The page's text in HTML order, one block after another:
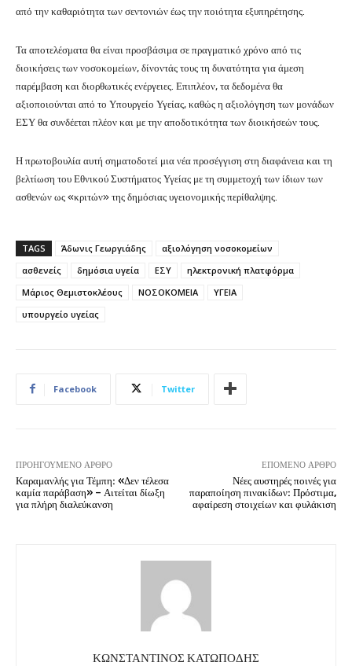
από την καθαριότητα των σεντονιών έως την ποιότητα εξυπηρέτησης.
Τα αποτελέσματα θα είναι προσβάσιμα σε πραγματικό χρόνο από τις
διοικήσεις των νοσοκομείων, δίνοντάς τους τη δυνατότητα για άμεση
παρέμβαση και διορθωτικές ενέργειες. Επιπλέον, τα δεδομένα θα
αξιοποιούνται από το Υπουργείο Υγείας, καθώς η αξιολόγηση των μονάδων
ΕΣΥ θα συνδέεται πλέον και με την αποδοτικότητα των διοικήσεών τους.
Η πρωτοβουλία αυτή σηματοδοτεί μια νέα προσέγγιση στη διαφάνεια και τη
βελτίωση του Εθνικού Συστήματος Υγείας με τη συμμετοχή των ίδιων των
ασθενών ως «κριτών» της δημόσιας υγειονομικής περίθαλψης.
TAGS Άδωνις Γεωργιάδης
αξιολόγηση νοσοκομείων
ασθενείς
δημόσια υγεία ΕΣΥ
ηλεκτρονική πλατφόρμα
Μάριος Θεμιστοκλέους
ΝΟΣΟΚΟΜΕΙΑ
ΥΓΕΙΑ
υπουργείο υγείας
Facebook Twitter
ΠΡΟΗΓΟΎΜΕΝΟ ΆΡΘΡΟ
Καραμανλής για Τέμπη: «Δεν τέλεσα
καμία παράβαση» – Αιτείται δίωξη
για πλήρη διαλεύκανση
ΕΠΌΜΕΝΟ ΆΡΘΡΟ
Νέες αυστηρές ποινές για
παραποίηση πινακίδων: Πρόστιμα,
αφαίρεση στοιχείων και φυλάκιση
ΚΩΝΣΤΑΝΤΙΝΟΣ ΚΑΤΩΠΟΔΗΣ